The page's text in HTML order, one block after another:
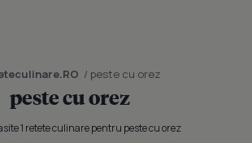
/ peste cu orez
peste cu orez
1 retete culinare pentru peste cu orez